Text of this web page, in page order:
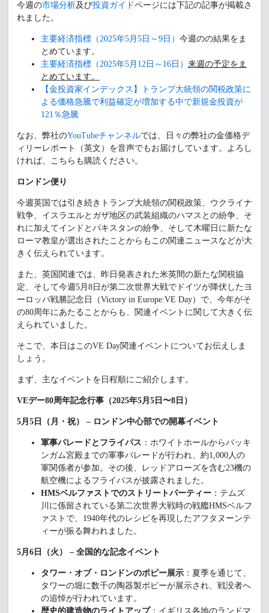
今週の市場分析及び投資ガイドページには下記の記事が掲載さ
れました。
主要経済指標（2025年5月5日～9日） 今週のの結果をま
とめています。
主要経済指標（2025年5月12日～16日） 来週の予定をま
とめています。
【金投資家インデックス】トランプ大統領の関税政策に
よる価格急騰で利益確定が増加する中で新規金投資が
121％急騰
なお、弊社のYouTubeチャンネルでは、日々の弊社の金価格デ
ィリーレポート（英文）を音声でもお届けしています。よろし
ければ、こちらも購読ください。
ロンドン便り
今週英国では引き続きトランプ大統領の関税政策、ウクライナ
戦争、イスラエルとガザ地区の武装組織のハマスとの紛争、そ
れに加えてインドとパキスタンの紛争、そして木曜日に新たな
ローマ教皇が選出されたことからもこの関連ニュースなどが大
きく伝えられています。
また、英国関連では、昨日発表された米英間の新たな関税協
定、そして今週5月8日が第二次世界大戦でドイツが降伏したヨ
ーロッパ戦勝記念日（Victory in Europe:VE Day）で、今年がそ
の80周年にあたることからも、関連イベントに関して大きく伝
えられていました。
そこで、本日はこのVE Day関連イベントについてお伝えしま
しょう。
まず、主なイベントを日程順にご紹介します。
VEデー80周年記念行事（2025年5月5日〜8日）
5月5日（月・祝） – ロンドン中心部での開幕イベント
軍事パレードとフライパス ：ホワイトホールからバッキ
ンガム宮殿までの軍事パレードが行われ、約1,000人の
軍関係者が参加。その後、レッドアローズを含む23機の
航空機によるフライパスが披露されました。
HMSベルファストでのストリートパーティー ：テムズ
川に係留されている第二次世界大戦時の戦艦HMSベルフ
ァストで、1940年代のレシピを再現したアフタヌーンテ
ィーが振る舞われました。
5月6日（火） – 全国的な記念イベント
タワー・オブ・ロンドンのポピー展示 ：夏季を通じて、
タワーの堀に数千の陶器製ポピーが展示され、戦没者へ
の追悼が行われています。
歴史的建造物のライトアップ：イギリス各地のランドマ